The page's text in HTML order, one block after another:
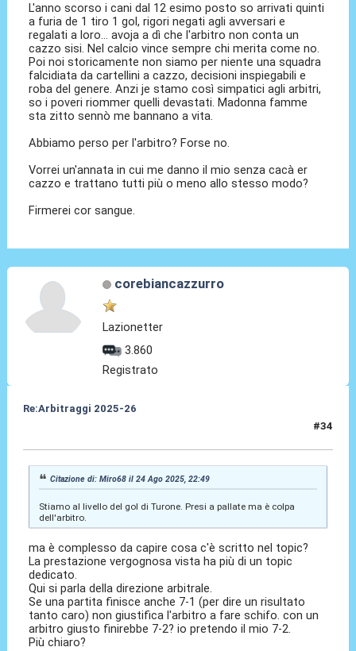
L'anno scorso i cani dal 12 esimo posto so arrivati quinti
a furia de 1 tiro 1 gol, rigori negati agli avversari e
regalati a loro... avoja a dì che l'arbitro non conta un
cazzo sisi. Nel calcio vince sempre chi merita come no.
Poi noi storicamente non siamo per niente una squadra
falcidiata da cartellini a cazzo, decisioni inspiegabili e
roba del genere. Anzi je stamo così simpatici agli arbitri,
so i poveri riommer quelli devastati. Madonna famme
sta zitto sennò me bannano a vita.
Abbiamo perso per l'arbitro? Forse no.
Vorrei un'annata in cui me danno il mio senza cacà er
cazzo e trattano tutti più o meno allo stesso modo?
Firmerei cor sangue.
corebiancazzurro
Lazionetter
3.860
Registrato
Re:Arbitraggi 2025-26
#34
Citazione di: Miro68 il 24 Ago 2025, 22:49
Stiamo al livello del gol di Turone. Presi a pallate ma è colpa
dell'arbitro.
ma è complesso da capire cosa c'è scritto nel topic?
La prestazione vergognosa vista ha più di un topic
dedicato.
Qui si parla della direzione arbitrale.
Se una partita finisce anche 7-1 (per dire un risultato
tanto caro) non giustifica l'arbitro a fare schifo. con un
arbitro giusto finirebbe 7-2? io pretendo il mio 7-2.
Più chiaro?